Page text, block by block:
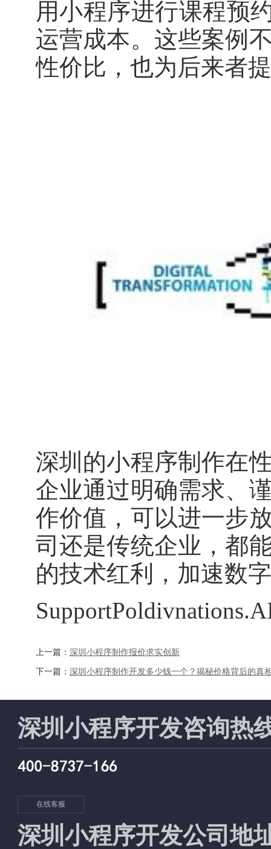
用小程序进行课程预
运营成本。这些案例
性价比，也为后来者
深圳的小程序制作在
企业通过明确需求、
作价值，可以进一步
司还是传统企业，都
的技术红利，加速数
上一篇： 深圳小程序制作报价求实创新
下一篇： 深圳小程序制作开发多少钱一个？揭秘价格背后的真
深圳小程序开发咨询热
在线客服
深圳小程序开发公司地